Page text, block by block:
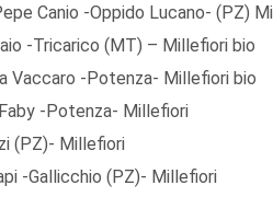
Canio -Oppido Lucano- (PZ)
-Tricarico (MT) – Millefiori bio
Vaccaro -Potenza- Millefiori bio
-Potenza- Millefiori
(PZ)- Millefiori
-Gallicchio (PZ)- Millefiori